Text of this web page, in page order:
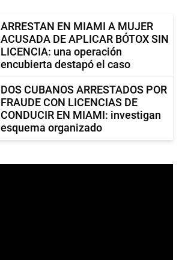
ARRESTAN EN MIAMI A MUJER
ACUSADA DE APLICAR BÓTOX SIN
LICENCIA: una operación
encubierta destapó el caso
DOS CUBANOS ARRESTADOS POR
FRAUDE CON LICENCIAS DE
CONDUCIR EN MIAMI: investigan
esquema organizado